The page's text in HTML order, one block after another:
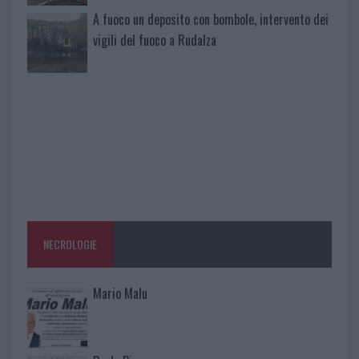
A fuoco un deposito con bombole, intervento dei
vigili del fuoco a Rudalza
NECROLOGIE
Mario Malu